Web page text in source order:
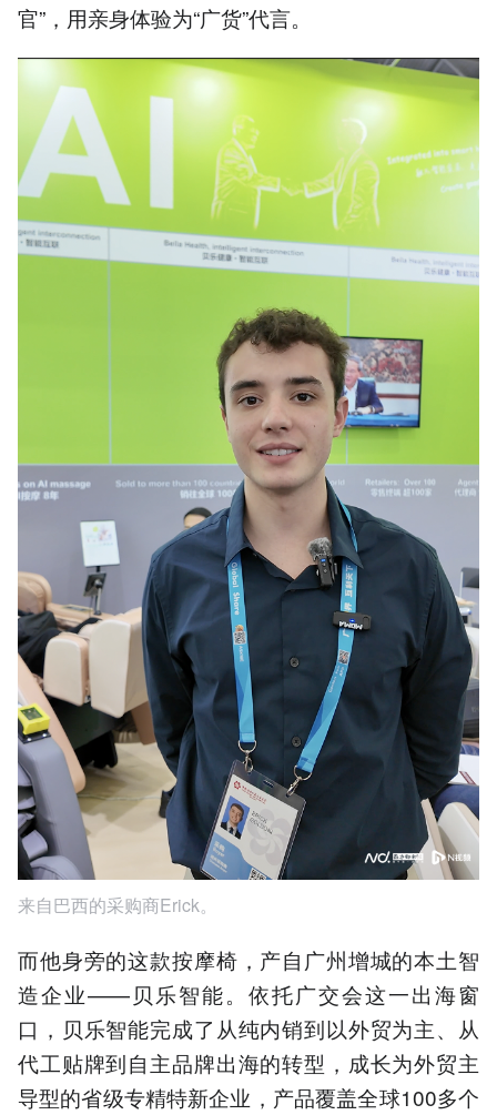
官”，用亲身体验为“广货”代言。
来自巴西的采购商Erick。
而他身旁的这款按摩椅，产自广州增城的本土智
造企业——贝乐智能。依托广交会这一出海窗
口，贝乐智能完成了从纯内销到以外贸为主、从
代工贴牌到自主品牌出海的转型，成长为外贸主
导型的省级专精特新企业，产品覆盖全球100多个